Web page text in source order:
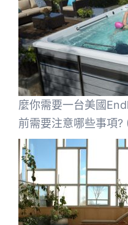
麼你需要一台美國
前需要注意哪些事項?